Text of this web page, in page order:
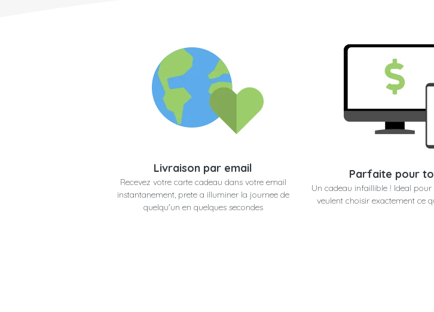
Livraison par email
Recevez votre carte cadeau dans votre email
instantanement, prete a illuminer la journee de
quelqu'un en quelques secondes
Parfaite pour
Un cadeau infaillible ! Ideal pour
veulent choisir exactement ce